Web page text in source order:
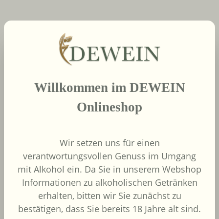
Produktgalerie überspringen
neue Produkte
African Pride Wines
- Forager Red -
Shiraz / Grenache
African Pride Wines
Willkommen im DEWEIN
Onlineshop
Wir setzen uns für einen
verantwortungsvollen Genuss im Umgang
mit Alkohol ein. Da Sie in unserem Webshop
Informationen zu alkoholischen Getränken
erhalten, bitten wir Sie zunächst zu
bestätigen, dass Sie bereits 18 Jahre alt sind.